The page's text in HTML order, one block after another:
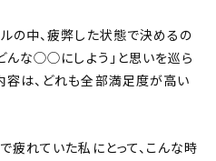
の中、疲弊した状態で決めるの
んな◯◯にしよう」と思いを巡ら
容は、どれも全部満足度が高い
疲れていた私にとって、こんな時